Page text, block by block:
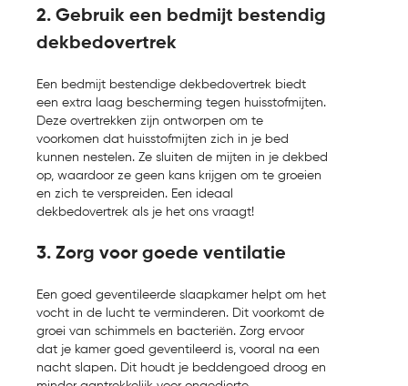
2. Gebruik een bedmijt bestendig
dekbedovertrek
Een bedmijt bestendige dekbedovertrek biedt
een extra laag bescherming tegen huisstofmijten.
Deze overtrekken zijn ontworpen om te
voorkomen dat huisstofmijten zich in je bed
kunnen nestelen. Ze sluiten de mijten in je dekbed
op, waardoor ze geen kans krijgen om te groeien
en zich te verspreiden. Een ideaal
dekbedovertrek als je het ons vraagt!
3. Zorg voor goede ventilatie
Een goed geventileerde slaapkamer helpt om het
vocht in de lucht te verminderen. Dit voorkomt de
groei van schimmels en bacteriën. Zorg ervoor
dat je kamer goed geventileerd is, vooral na een
nacht slapen. Dit houdt je beddengoed droog en